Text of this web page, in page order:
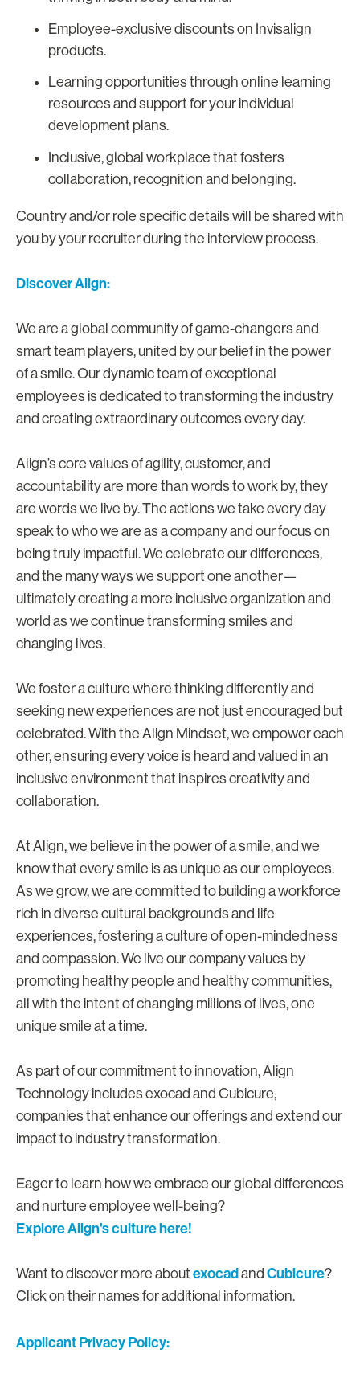
Employee-exclusive discounts on Invisalign
products.
Learning opportunities through online learning
resources and support for your individual
development plans.
Inclusive, global workplace that fosters
collaboration, recognition and belonging.
Country and/or role specific details will be shared with
you by your recruiter during the interview process.
Discover Align:
We are a global community of game-changers and
smart team players, united by our belief in the power
of a smile. Our dynamic team of exceptional
employees is dedicated to transforming the industry
and creating extraordinary outcomes every day.
Align’s core values of agility, customer, and
accountability are more than words to work by, they
are words we live by. The actions we take every day
speak to who we are as a company and our focus on
being truly impactful. We celebrate our differences,
and the many ways we support one another—
ultimately creating a more inclusive organization and
world as we continue transforming smiles and
changing lives.
We foster a culture where thinking differently and
seeking new experiences are not just encouraged but
celebrated. With the Align Mindset, we empower each
other, ensuring every voice is heard and valued in an
inclusive environment that inspires creativity and
collaboration.
At Align, we believe in the power of a smile, and we
know that every smile is as unique as our employees.
As we grow, we are committed to building a workforce
rich in diverse cultural backgrounds and life
experiences, fostering a culture of open-mindedness
and compassion. We live our company values by
promoting healthy people and healthy communities,
all with the intent of changing millions of lives, one
unique smile at a time.
As part of our commitment to innovation, Align
Technology includes exocad and Cubicure,
companies that enhance our offerings and extend our
impact to industry transformation.
Eager to learn how we embrace our global differences
and nurture employee well-being?
Explore Align's culture here!
Want to discover more about exocadand Cubicure?
Click on their names for additional information.
Applicant Privacy Policy: